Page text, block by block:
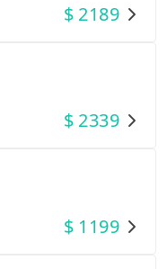
$ 2189
$ 2339
$ 1199